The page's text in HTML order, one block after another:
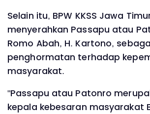
Selain itu, BPW KKSS Jawa
menyerahkan Passapu atau
Romo Abah, H. Kartono,
penghormatan terhadap
masyarakat.
"Passapu atau Patonro
kepala kebesaran masyarakat